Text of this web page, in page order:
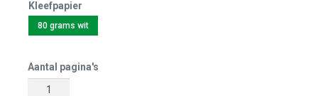
Kleefpapier
80 grams wit
Aantal pagina's